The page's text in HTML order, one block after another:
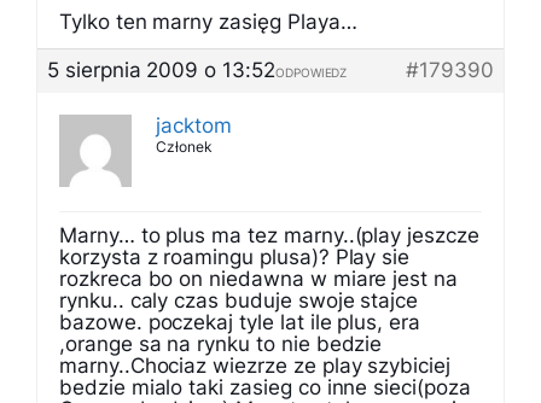
Tylko ten marny zasięg Playa…
5 sierpnia 2009 o 13:52
#179390
ODPOWIEDZ
jacktom
Członek
Marny… to plus ma tez marny..(play jeszcze
korzysta z roamingu plusa)? Play sie
rozkreca bo on niedawna w miare jest na
rynku.. caly czas buduje swoje stajce
bazowe. poczekaj tyle lat ile plus, era
,orange sa na rynku to nie bedzie
marny..Chociaz wiezrze ze play szybiciej
bedzie mialo taki zasieg co inne sieci(poza